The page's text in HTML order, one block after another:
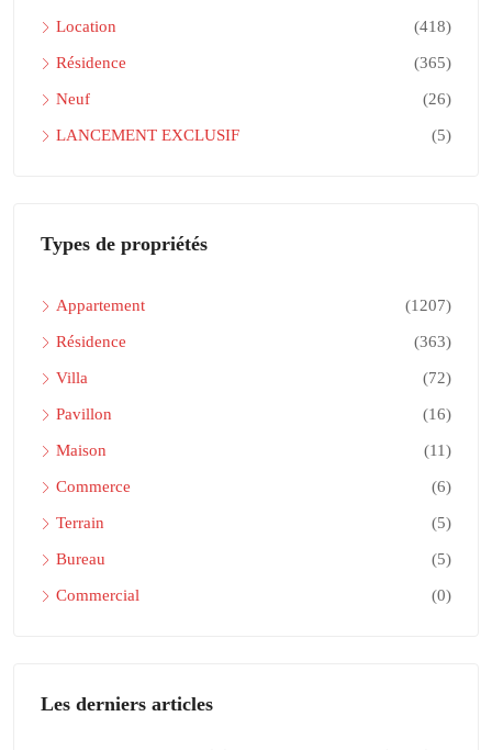
Location (418)
Résidence (365)
Neuf (26)
LANCEMENT EXCLUSIF (5)
Types de propriétés
Appartement (1207)
Résidence (363)
Villa (72)
Pavillon (16)
Maison (11)
Commerce (6)
Terrain (5)
Bureau (5)
Commercial (0)
Les derniers articles